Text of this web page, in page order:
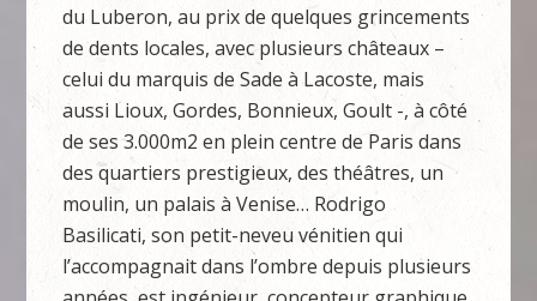
du Luberon, au prix de quelques grincements
de dents locales, avec plusieurs châteaux –
celui du marquis de Sade à Lacoste, mais
aussi Lioux, Gordes, Bonnieux, Goult -, à côté
de ses 3.000m2 en plein centre de Paris dans
des quartiers prestigieux, des théâtres, un
moulin, un palais à Venise… Rodrigo
Basilicati, son petit-neveu vénitien qui
l’accompagnait dans l’ombre depuis plusieurs